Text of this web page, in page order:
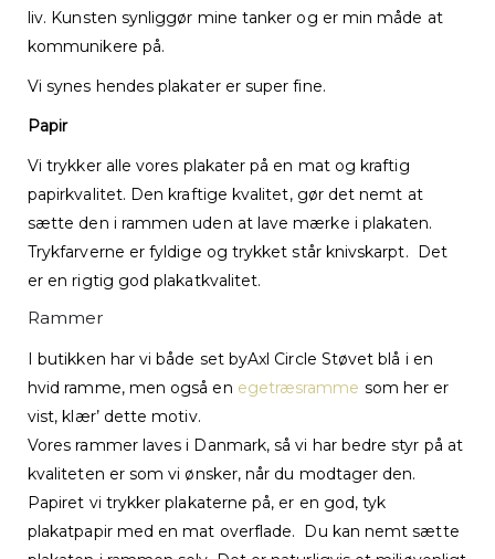
liv. Kunsten synliggør mine tanker og er min måde at
kommunikere på.
Vi synes hendes plakater er super fine.
Papir
Vi trykker alle vores plakater på en mat og kraftig
papirkvalitet. Den kraftige kvalitet, gør det nemt at
sætte den i rammen uden at lave mærke i plakaten.
Trykfarverne er fyldige og trykket står knivskarpt. Det
er en rigtig god plakatkvalitet.
Rammer
I butikken har vi både set byAxl Circle Støvet blå i en
hvid ramme, men også en egetræsramme som her er
vist, klær’ dette motiv.
Vores rammer laves i Danmark, så vi har bedre styr på at
kvaliteten er som vi ønsker, når du modtager den.
Papiret vi trykker plakaterne på, er en god, tyk
plakatpapir med en mat overflade. Du kan nemt sætte